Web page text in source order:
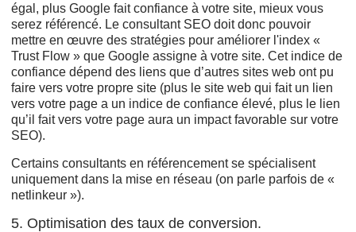
égal, plus Google fait confiance à votre site, mieux vous
serez référencé. Le consultant SEO doit donc pouvoir
mettre en œuvre des stratégies pour améliorer l'index «
Trust Flow » que Google assigne à votre site. Cet indice de
confiance dépend des liens que d’autres sites web ont pu
faire vers votre propre site (plus le site web qui fait un lien
vers votre page a un indice de confiance élevé, plus le lien
qu’il fait vers votre page aura un impact favorable sur votre
SEO).
Certains consultants en référencement se spécialisent
uniquement dans la mise en réseau (on parle parfois de «
netlinkeur »).
5. Optimisation des taux de conversion.